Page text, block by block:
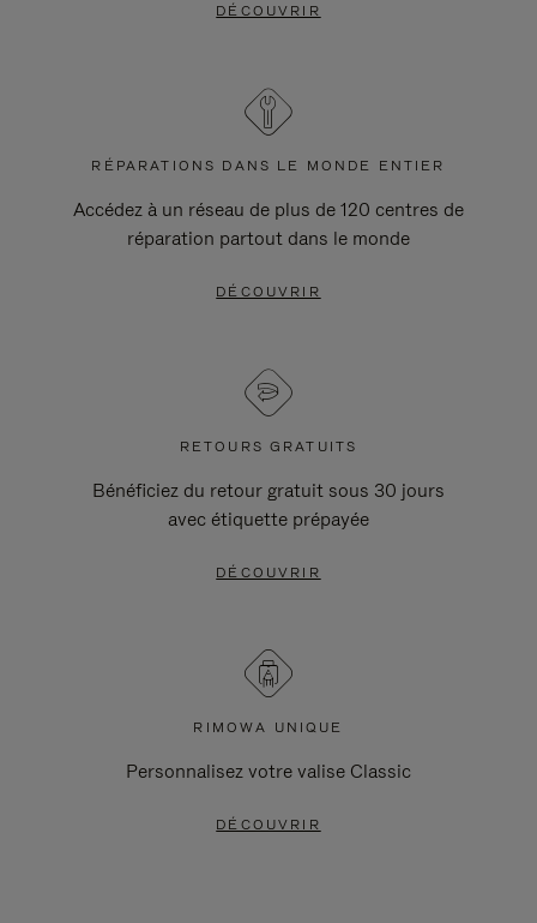
DÉCOUVRIR
RÉPARATIONS DANS LE MONDE ENTIER
Accédez à un réseau de plus de 120 centres de
réparation partout dans le monde
DÉCOUVRIR
RETOURS GRATUITS
Bénéficiez du retour gratuit sous 30 jours
avec étiquette prépayée
DÉCOUVRIR
RIMOWA UNIQUE
Personnalisez votre valise Classic
DÉCOUVRIR